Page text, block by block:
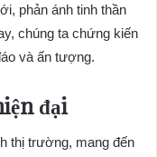
phản ánh tinh thần
chúng ta chứng kiến
và ấn tượng.
đại
thị trường, mang đến